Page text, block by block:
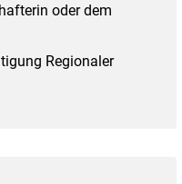
oder dem
Regionaler